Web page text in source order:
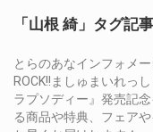
「山根 綺」タグ記
とらのあなインフォメ
ROCK!!ましゅまいれっ
ラプソディー』発売記
る商品や特典、フェア